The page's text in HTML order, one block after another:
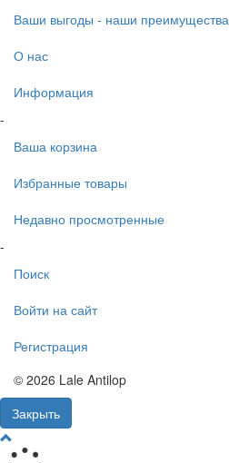
Ваши выгоды - наши преимущества
О нас
Информация
-
Ваша корзина
Избранные товары
Недавно просмотренные
-
Поиск
Войти на сайт
Регистрация
© 2026 Lale Antilop
Закрыть